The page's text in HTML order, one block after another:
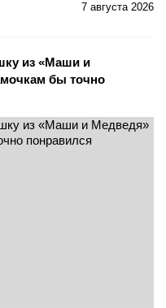
7 августа 2026
из «Маши и
бы точно